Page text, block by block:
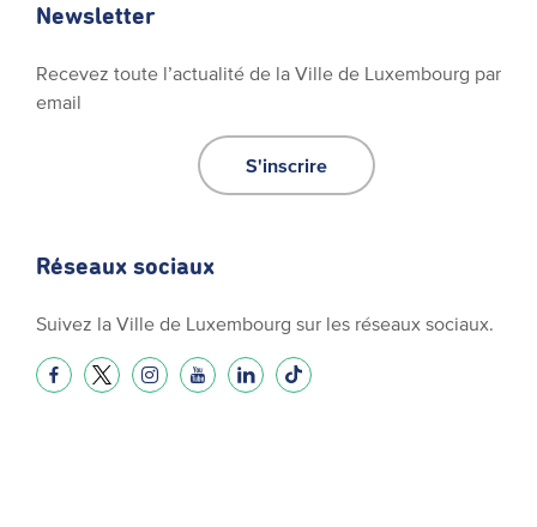
Newsletter
Recevez toute l’actualité de la Ville de Luxembourg par
email
S'inscrire
Réseaux sociaux
Suivez la Ville de Luxembourg sur les réseaux sociaux.